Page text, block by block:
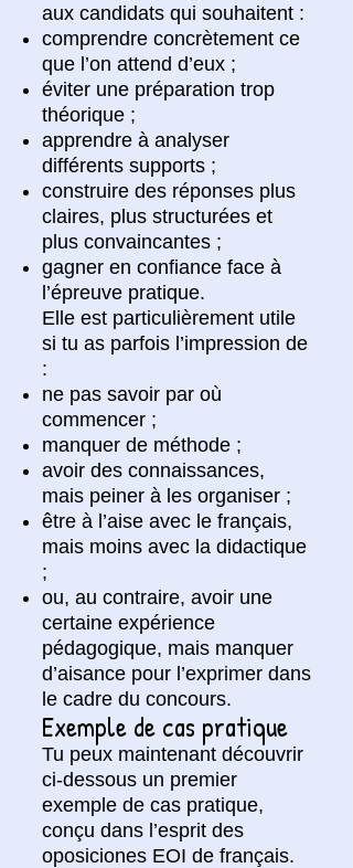
aux candidats qui souhaitent :
comprendre concrètement ce
que l’on attend d’eux ;
éviter une préparation trop
théorique ;
apprendre à analyser
différents supports ;
construire des réponses plus
claires, plus structurées et
plus convaincantes ;
gagner en confiance face à
l’épreuve pratique.
Elle est particulièrement utile
si tu as parfois l’impression de
:
ne pas savoir par où
commencer ;
manquer de méthode ;
avoir des connaissances,
mais peiner à les organiser ;
être à l’aise avec le français,
mais moins avec la didactique
;
ou, au contraire, avoir une
certaine expérience
pédagogique, mais manquer
d’aisance pour l’exprimer dans
le cadre du concours.
Exemple de cas pratique
Tu peux maintenant découvrir
ci-dessous un premier
exemple de cas pratique,
conçu dans l’esprit des
oposiciones EOI de français.